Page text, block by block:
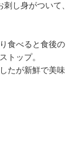
し身がついて、
食べると食後の
トップ。
たが新鮮で美味